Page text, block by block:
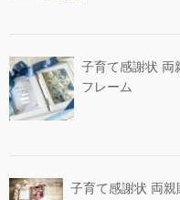
子育て感謝状 両
フレーム
子育て感謝状 両